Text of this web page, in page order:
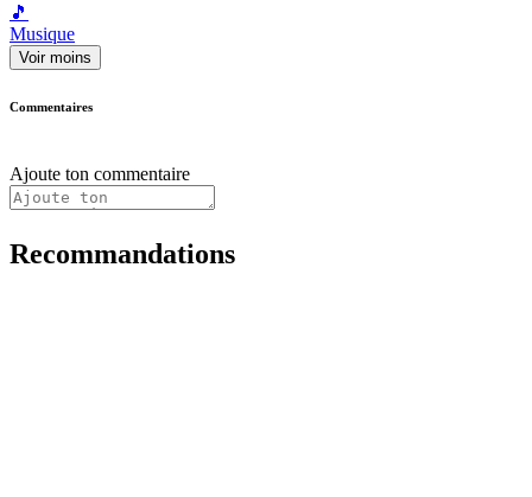
🎵
Musique
Voir moins
Commentaires
Ajoute ton commentaire
Recommandations